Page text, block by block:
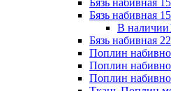
Бязь набивная
В наличии
Бязь набивная
Поплин
Поплин
Поплин